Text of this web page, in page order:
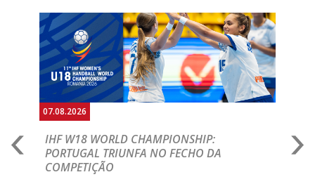
07.08.2026
IHF W18 WORLD CHAMPIONSHIP:
PORTUGAL TRIUNFA NO FECHO DA
COMPETIÇÃO
Anterior